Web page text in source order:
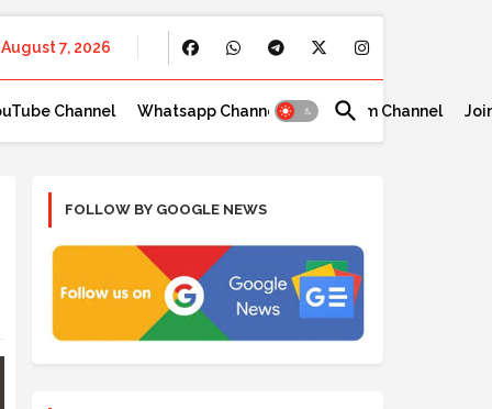
August 7, 2026
Channel Whatsapp Channel Telegram Channel
FOLLOW BY GOOGLE NEWS